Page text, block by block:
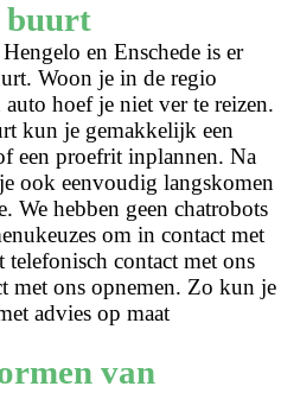
buurt
en Enschede is er
Woon je in de regio
hoef je niet ver te reizen.
kun je gemakkelijk een
een proefrit inplannen. Na
ook eenvoudig langskomen
We hebben geen chatrobots
om in contact met
contact met ons
met ons opnemen. Zo kun je
advies op maat
van